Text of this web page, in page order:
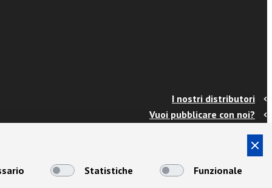
I nostri distributori
Vuoi pubblicare con noi?
Info e spedizioni
Termini e condizioni
Cookies
Statistiche
Funzionale